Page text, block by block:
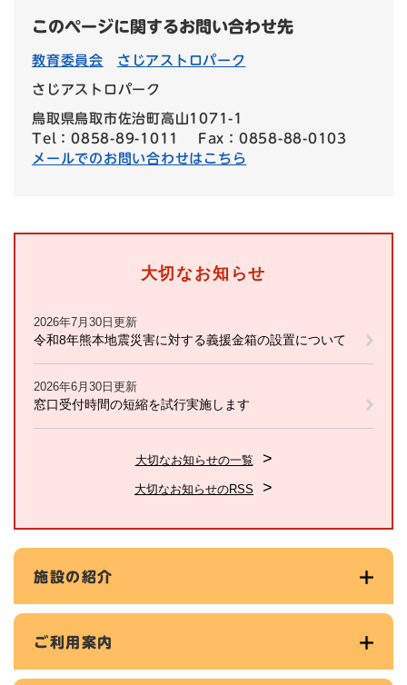
このページに関するお問い合わせ先
教育委員会 さじアストロパーク
さじアストロパーク
鳥取県鳥取市佐治町高山1071-1
Tel：0858-89-1011
Fax：0858-88-0103
メールでのお問い合わせはこちら
大切なお知らせ
2026年7月30日更新
令和8年熊本地震災害に対する義援金箱の設置について
2026年6月30日更新
窓口受付時間の短縮を試行実施します
大切なお知らせの一覧
大切なお知らせのRSS
施設の紹介
ご利用案内